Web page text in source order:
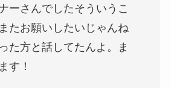
ーさんでしたそういうこ
たお願いしたいじゃんね
た方と話してたんよ。ま
す！